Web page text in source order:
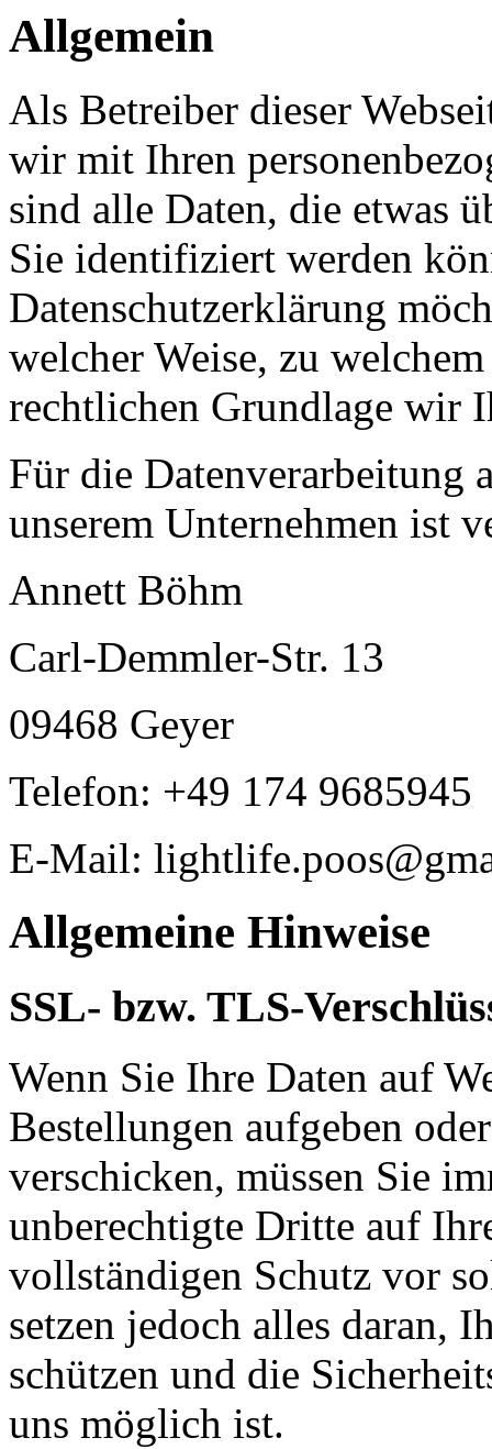
Allgemein
Als Betreiber dieser
wir mit Ihren
sind alle Daten, die etwas
Sie identifiziert werden
Datenschutzerklärung
welcher Weise, zu
rechtlichen Grundlage wir
Für die Datenverarbeitung
unserem Unternehmen ist
Annett Böhm
Carl-Demmler-Str. 13
09468 Geyer
Telefon: +49 174 9685945
E-Mail:
Allgemeine Hinweise
SSL- bzw. TLS-
Wenn Sie Ihre Daten auf
Bestellungen aufgeben
verschicken, müssen Sie
unberechtigte Dritte auf
vollständigen Schutz vor
setzen jedoch alles daran,
schützen und die
uns möglich ist.